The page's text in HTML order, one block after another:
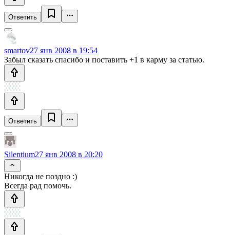
Ответить
smartov27 янв 2008 в 19:54
Забыл сказать спасибо и поставить +1 в карму за статью.
Ответить
Silentium27 янв 2008 в 20:20
Никогда не поздно :)
Всегда рад помочь.